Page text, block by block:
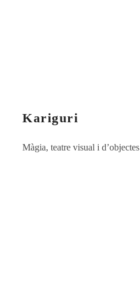
Kariguri
Màgia, teatre visual i d’objectes